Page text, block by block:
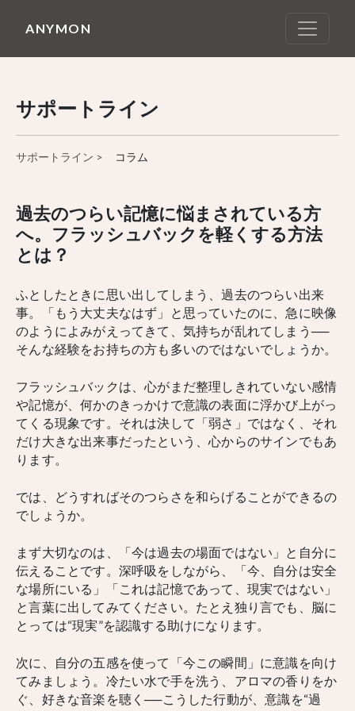
ANYMON
サポートライン
サポートライン > コラム
過去のつらい記憶に悩まされている方
へ。フラッシュバックを軽くする方法
とは？
ふとしたときに思い出してしまう、過去のつらい出来
事。「もう大丈夫なはず」と思っていたのに、急に映像
のようによみがえってきて、気持ちが乱れてしまう──
そんな経験をお持ちの方も多いのではないでしょうか。
フラッシュバックは、心がまだ整理しきれていない感情
や記憶が、何かのきっかけで意識の表面に浮かび上がっ
てくる現象です。それは決して「弱さ」ではなく、それ
だけ大きな出来事だったという、心からのサインでもあ
ります。
では、どうすればそのつらさを和らげることができるの
でしょうか。
まず大切なのは、「今は過去の場面ではない」と自分に
伝えることです。深呼吸をしながら、「今、自分は安全
な場所にいる」「これは記憶であって、現実ではない」
と言葉に出してみてください。たとえ独り言でも、脳に
とっては“現実”を認識する助けになります。
次に、自分の五感を使って「今この瞬間」に意識を向け
てみましょう。冷たい水で手を洗う、アロマの香りをか
ぐ、好きな音楽を聴く──こうした行動が、意識を“過